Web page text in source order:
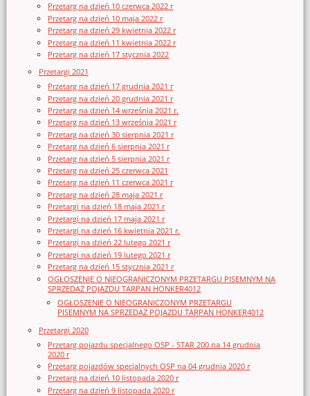
Przetarg na dzień 10 czerwca 2022 r
Przetarg na dzień 10 maja 2022 r
Przetarg na dzień 29 kwietnia 2022 r
Przetarg na dzień 11 kwietnia 2022 r
Przetarg na dzień 17 stycznia 2022
Przetargi 2021
Przetarg na dzień 17 grudnia 2021 r
Przetarg na dzień 20 grudnia 2021 r
Przetarg na dzień 14 września 2021 r.
Przetarg na dzień 13 września 2021 r
Przetarg na dzień 30 sierpnia 2021 r
Przetarg na dzień 6 sierpnia 2021 r
Przetarg na dzień 5 sierpnia 2021 r
Przetarg na dzień 25 czerwca 2021
Przetarg na dzień 11 czerwca 2021 r
Przetarg na dzień 28 maja 2021 r
Przetargi na dzień 18 maja 2021 r
Przetargi na dzień 17 maja 2021 r
Przetargi na dzień 16 kwietnia 2021 r.
Przetargi na dzień 22 lutego 2021 r
Przetargi na dzień 19 lutego 2021 r
Przetarg na dzień 15 stycznia 2021 r
OGŁOSZENIE O NIEOGRANICZONYM PRZETARGU PISEMNYM NA
SPRZEDAŻ POJAZDU TARPAN HONKER4012
OGŁOSZENIE O NIEOGRANICZONYM PRZETARGU
PISEMNYM NA SPRZEDAŻ POJAZDU TARPAN HONKER4012
Przetargi 2020
Przetarg pojazdu specjalnego OSP - STAR 200 na 14 grudnia
2020 r
Przetarg pojazdów specjalnych OSP na 04 grudnia 2020 r
Przetarg na dzień 10 listopada 2020 r
Przetarg na dzień 9 listopada 2020 r